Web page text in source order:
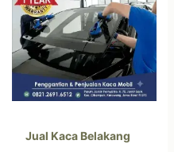
Jual Kaca Belakang